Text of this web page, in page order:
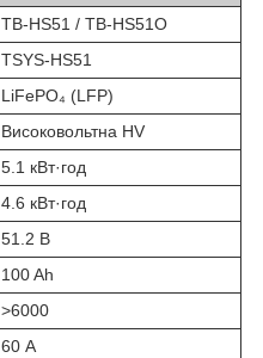
TB-HS51 / TB-HS51O
TSYS-HS51
LiFePO₄ (LFP)
Високовольтна HV
5.1 кВт·год
4.6 кВт·год
51.2 В
100 Ah
>6000
60 А